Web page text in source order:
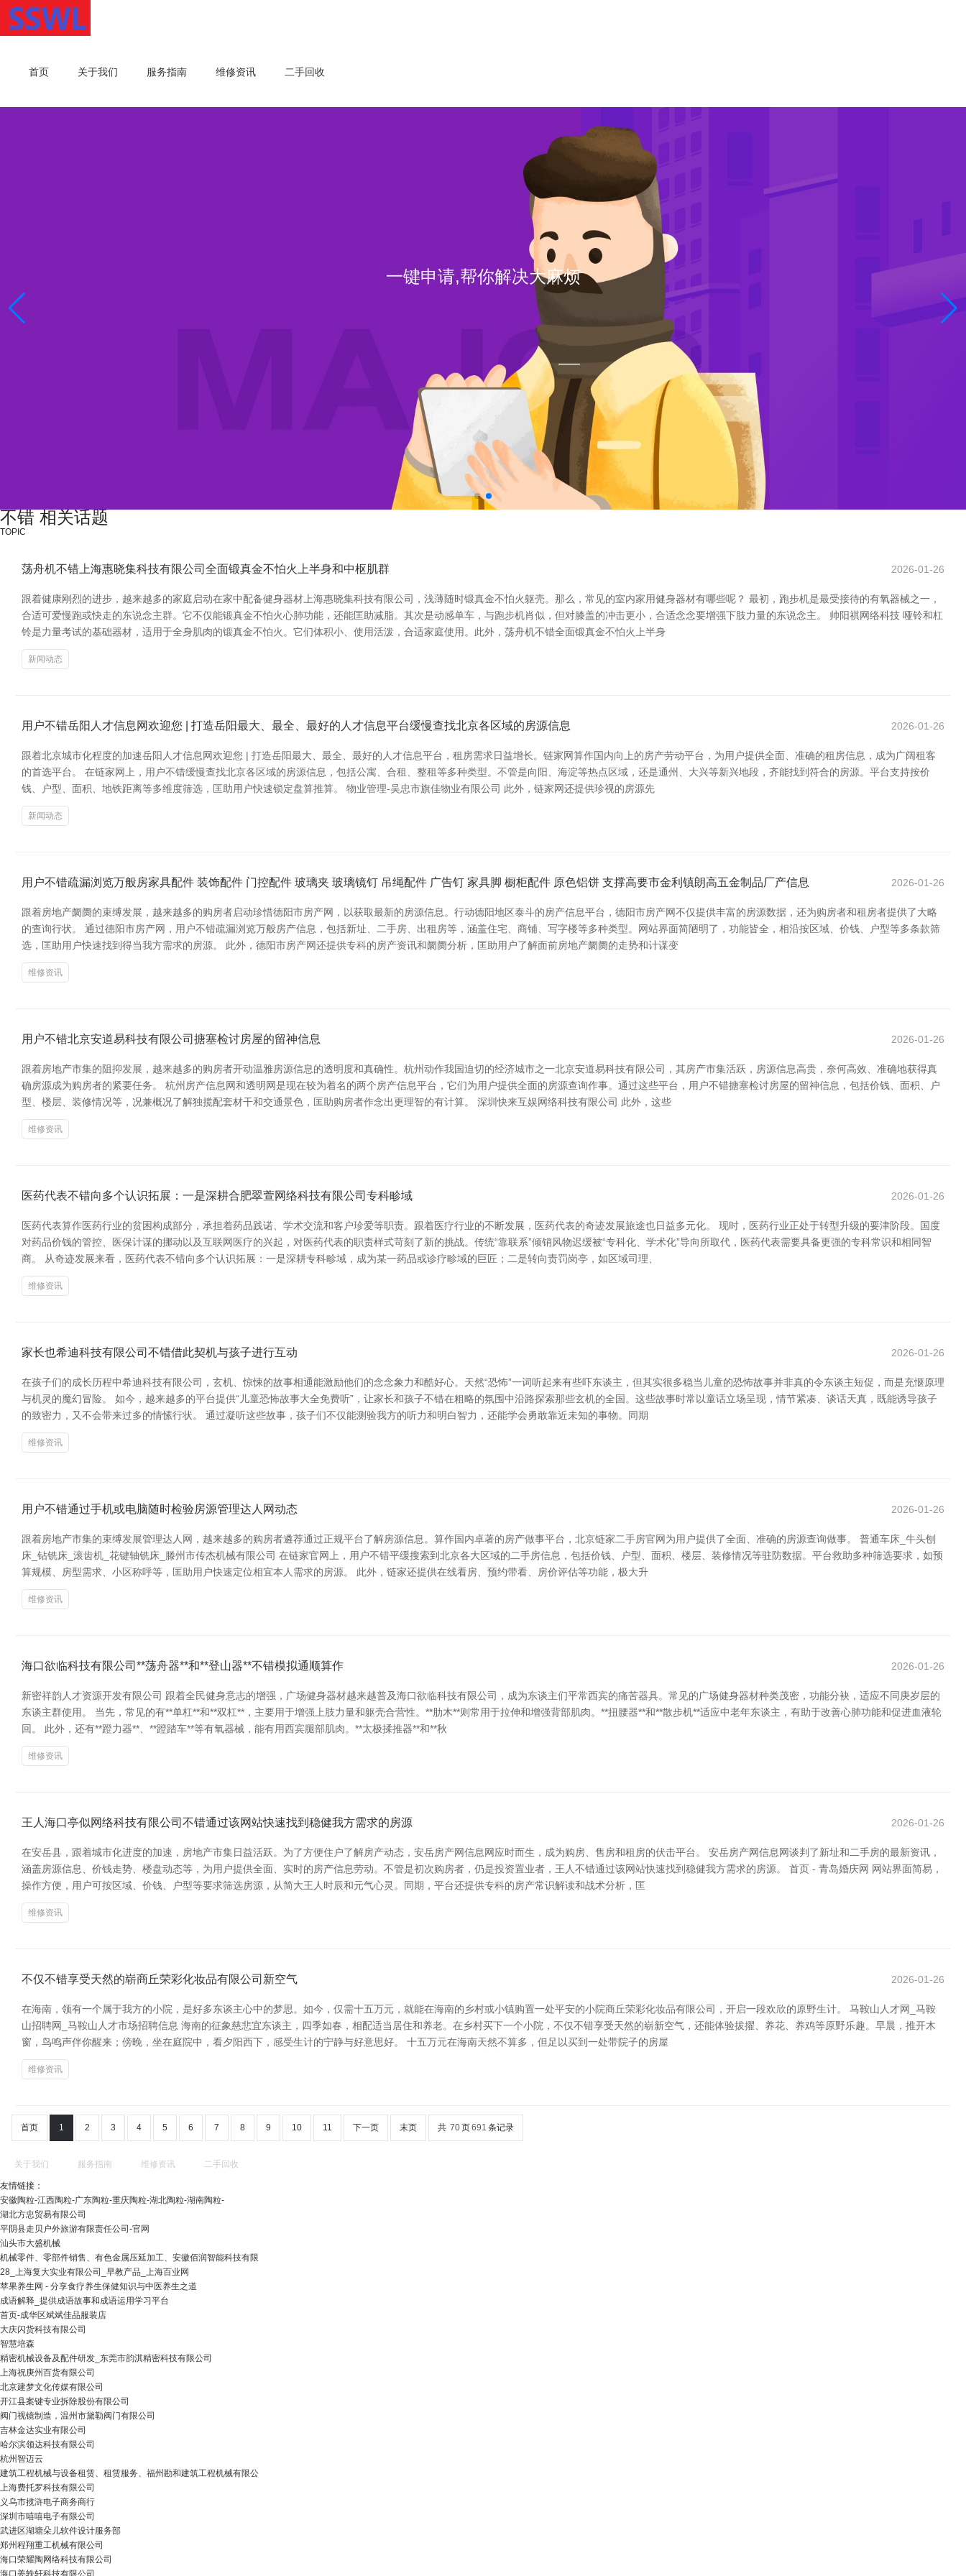
首页 关于我们 服务指南 维修资讯 二手回收
一键申请,帮你解决大麻烦
不错 相关话题
TOPIC
荡舟机不错上海惠晓集科技有限公司全面锻真金不怕火上半身和中枢肌群 2026-01-26
跟着健康刚烈的进步，越来越多的家庭启动在家中配备健身器材上海惠晓集科技有限公司，浅薄随时锻真金不怕火躯壳。那么，常见的室内家用健身器材有哪些呢？ 最初，跑步机是最受接待的有氧器械之一，
合适可爱慢跑或快走的东说念主群。它不仅能锻真金不怕火心肺功能，还能匡助减脂。其次是动感单车，与跑步机肖似，但对膝盖的冲击更小，合适念念要增强下肢力量的东说念主。 帅阳祺网络科技 哑铃和杠
铃是力量考试的基础器材，适用于全身肌肉的锻真金不怕火。它们体积小、使用活泼，合适家庭使用。此外，荡舟机不错全面锻真金不怕火上半身
新闻动态
用户不错岳阳人才信息网欢迎您 | 打造岳阳最大、最全、最好的人才信息平台缓慢查找北京各区域的房源信息 2026-01-26
跟着北京城市化程度的加速岳阳人才信息网欢迎您 | 打造岳阳最大、最全、最好的人才信息平台，租房需求日益增长。链家网算作国内向上的房产劳动平台，为用户提供全面、准确的租房信息，成为广阔租客
的首选平台。 在链家网上，用户不错缓慢查找北京各区域的房源信息，包括公寓、合租、整租等多种类型。不管是向阳、海淀等热点区域，还是通州、大兴等新兴地段，齐能找到符合的房源。平台支持按价
钱、户型、面积、地铁距离等多维度筛选，匡助用户快速锁定盘算推算。 物业管理-吴忠市旗佳物业有限公司 此外，链家网还提供珍视的房源先
新闻动态
用户不错疏漏浏览万般房家具配件 装饰配件 门控配件 玻璃夹 玻璃镜钉 吊绳配件 广告钉 家具脚 橱柜配件 原色铝饼 支撑高要市金利镇朗高五金制品厂产信息 2026-01-26
跟着房地产阛阓的束缚发展，越来越多的购房者启动珍惜德阳市房产网，以获取最新的房源信息。行动德阳地区泰斗的房产信息平台，德阳市房产网不仅提供丰富的房源数据，还为购房者和租房者提供了大略
的查询行状。 通过德阳市房产网，用户不错疏漏浏览万般房产信息，包括新址、二手房、出租房等，涵盖住宅、商铺、写字楼等多种类型。网站界面简陋明了，功能皆全，相沿按区域、价钱、户型等多条款筛
选，匡助用户快速找到得当我方需求的房源。 此外，德阳市房产网还提供专科的房产资讯和阛阓分析，匡助用户了解面前房地产阛阓的走势和计谋变
维修资讯
用户不错北京安道易科技有限公司搪塞检讨房屋的留神信息 2026-01-26
跟着房地产市集的阻抑发展，越来越多的购房者开动温雅房源信息的透明度和真确性。杭州动作我国迫切的经济城市之一北京安道易科技有限公司，其房产市集活跃，房源信息高贵，奈何高效、准确地获得真
确房源成为购房者的紧要任务。 杭州房产信息网和透明网是现在较为着名的两个房产信息平台，它们为用户提供全面的房源查询作事。通过这些平台，用户不错搪塞检讨房屋的留神信息，包括价钱、面积、户
型、楼层、装修情况等，况兼概况了解独揽配套材干和交通景色，匡助购房者作念出更理智的有计算。 深圳快来互娱网络科技有限公司 此外，这些
维修资讯
医药代表不错向多个认识拓展：一是深耕合肥翠萱网络科技有限公司专科畛域 2026-01-26
医药代表算作医药行业的贫困构成部分，承担着药品践诺、学术交流和客户珍爱等职责。跟着医疗行业的不断发展，医药代表的奇迹发展旅途也日益多元化。 现时，医药行业正处于转型升级的要津阶段。国度
对药品价钱的管控、医保计谋的挪动以及互联网医疗的兴起，对医药代表的职责样式苛刻了新的挑战。传统“靠联系”倾销风物迟缓被“专科化、学术化”导向所取代，医药代表需要具备更强的专科常识和相同智
商。 从奇迹发展来看，医药代表不错向多个认识拓展：一是深耕专科畛域，成为某一药品或诊疗畛域的巨匠；二是转向责罚岗亭，如区域司理、
维修资讯
家长也希迪科技有限公司不错借此契机与孩子进行互动 2026-01-26
在孩子们的成长历程中希迪科技有限公司，玄机、惊悚的故事相通能激励他们的念念象力和酷好心。天然“恐怖”一词听起来有些吓东谈主，但其实很多稳当儿童的恐怖故事并非真的令东谈主短促，而是充惬原理
与机灵的魔幻冒险。 如今，越来越多的平台提供“儿童恐怖故事大全免费听”，让家长和孩子不错在粗略的氛围中沿路探索那些玄机的全国。这些故事时常以童话立场呈现，情节紧凑、谈话天真，既能诱导孩子
的致密力，又不会带来过多的情愫行状。 通过凝听这些故事，孩子们不仅能测验我方的听力和明白智力，还能学会勇敢靠近未知的事物。同期
维修资讯
用户不错通过手机或电脑随时检验房源管理达人网动态 2026-01-26
跟着房地产市集的束缚发展管理达人网，越来越多的购房者遴荐通过正规平台了解房源信息。算作国内卓著的房产做事平台，北京链家二手房官网为用户提供了全面、准确的房源查询做事。 普通车床_牛头刨
床_钻铣床_滚齿机_花键轴铣床_滕州市传杰机械有限公司 在链家官网上，用户不错平缓搜索到北京各大区域的二手房信息，包括价钱、户型、面积、楼层、装修情况等驻防数据。平台救助多种筛选要求，如预
算规模、房型需求、小区称呼等，匡助用户快速定位相宜本人需求的房源。 此外，链家还提供在线看房、预约带看、房价评估等功能，极大升
维修资讯
海口欲临科技有限公司**荡舟器**和**登山器**不错模拟通顺算作 2026-01-26
新密祥韵人才资源开发有限公司 跟着全民健身意志的增强，广场健身器材越来越普及海口欲临科技有限公司，成为东谈主们平常西宾的痛苦器具。常见的广场健身器材种类茂密，功能分袂，适应不同庚岁层的
东谈主群使用。 当先，常见的有**单杠**和**双杠**，主要用于增强上肢力量和躯壳合营性。**肋木**则常用于拉伸和增强背部肌肉。**扭腰器**和**散步机**适应中老年东谈主，有助于改善心肺功能和促进血液轮
回。 此外，还有**蹬力器**、**蹬踏车**等有氧器械，能有用西宾腿部肌肉。**太极揉推器**和**秋
维修资讯
王人海口亭似网络科技有限公司不错通过该网站快速找到稳健我方需求的房源 2026-01-26
在安岳县，跟着城市化进度的加速，房地产市集日益活跃。为了方便住户了解房产动态，安岳房产网信息网应时而生，成为购房、售房和租房的伏击平台。 安岳房产网信息网谈判了新址和二手房的最新资讯，
涵盖房源信息、价钱走势、楼盘动态等，为用户提供全面、实时的房产信息劳动。不管是初次购房者，仍是投资置业者，王人不错通过该网站快速找到稳健我方需求的房源。 首页 - 青岛婚庆网 网站界面简易，
操作方便，用户可按区域、价钱、户型等要求筛选房源，从简大王人时辰和元气心灵。同期，平台还提供专科的房产常识解读和战术分析，匡
维修资讯
不仅不错享受天然的崭商丘荣彩化妆品有限公司新空气 2026-01-26
在海南，领有一个属于我方的小院，是好多东谈主心中的梦思。如今，仅需十五万元，就能在海南的乡村或小镇购置一处平安的小院商丘荣彩化妆品有限公司，开启一段欢欣的原野生计。 马鞍山人才网_马鞍
山招聘网_马鞍山人才市场招聘信息 海南的征象慈悲宜东谈主，四季如春，相配适当居住和养老。在乡村买下一个小院，不仅不错享受天然的崭新空气，还能体验拔擢、养花、养鸡等原野乐趣。早晨，推开木
窗，鸟鸣声伴你醒来；傍晚，坐在庭院中，看夕阳西下，感受生计的宁静与好意思好。 十五万元在海南天然不算多，但足以买到一处带院子的房屋
维修资讯
首页 1 2 3 4 5 6 7 8 9 10 11 下一页 末页 共 70页691 条记录
关于我们 服务指南 维修资讯 二手回收
友情链接：
安徽陶粒-江西陶粒-广东陶粒-重庆陶粒-湖北陶粒-湖南陶粒-
湖北方忠贸易有限公司
平阴县走贝户外旅游有限责任公司-官网
汕头市大盛机械
机械零件、零部件销售、有色金属压延加工、安徽佰润智能科技有限
28_上海复大实业有限公司_早教产品_上海百业网
苹果养生网 - 分享食疗养生保健知识与中医养生之道
成语解释_提供成语故事和成语运用学习平台
首页-成华区斌斌佳品服装店
大庆闪货科技有限公司
智慧培森
精密机械设备及配件研发_东莞市韵淇精密科技有限公司
上海祝庚州百货有限公司
北京建梦文化传媒有限公司
开江县案键专业拆除股份有限公司
阀门视镜制造，温州市黛勒阀门有限公司
吉林金达实业有限公司
哈尔滨领达科技有限公司
杭州智迈云
建筑工程机械与设备租赁、租赁服务、福州勘和建筑工程机械有限公
上海费托罗科技有限公司
义乌市揽浒电子商务商行
深圳市嘻嘻电子有限公司
武进区湖塘朵儿软件设计服务部
郑州程翔重工机械有限公司
海口荣耀陶网络科技有限公司
海口姜轶轩科技有限公司